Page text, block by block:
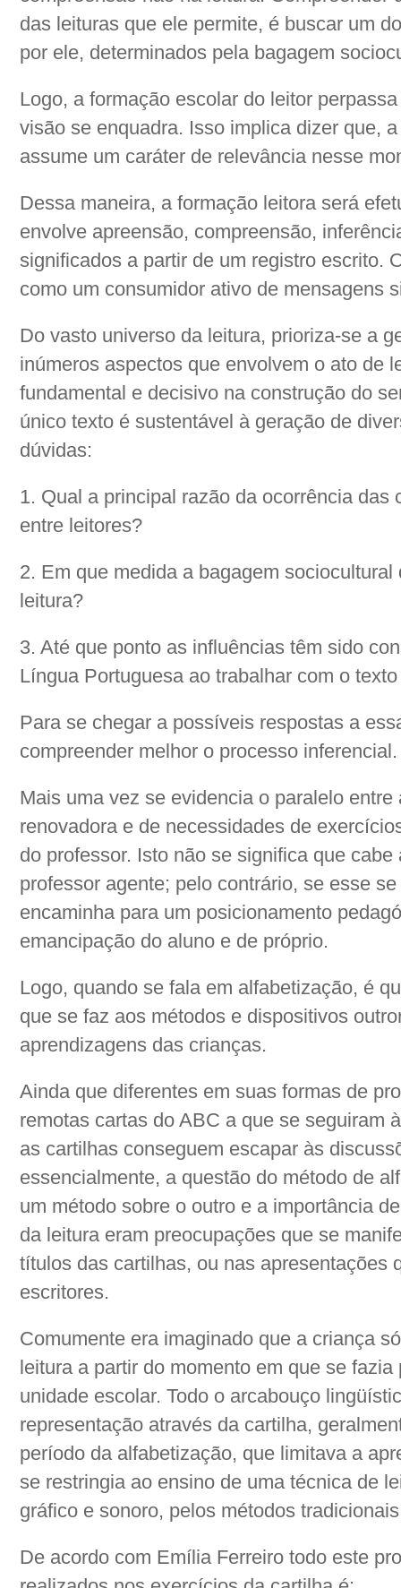
das leituras que ele permite, é buscar um
por ele, determinados pela bagagem
Logo, a formação escolar do leitor
visão se enquadra. Isso implica dizer que,
assume um caráter de relevância nesse
Dessa maneira, a formação leitora será
envolve apreensão, compreensão,
significados a partir de um registro escrito.
como um consumidor ativo de mensagens
Do vasto universo da leitura, prioriza-se a
inúmeros aspectos que envolvem o ato de
fundamental e decisivo na construção do
único texto é sustentável à geração de
dúvidas:
1. Qual a principal razão da ocorrência das
entre leitores?
2. Em que medida a bagagem
leitura?
3. Até que ponto as influências têm sido
Língua Portuguesa ao trabalhar com o
Para se chegar a possíveis respostas a
compreender melhor o processo inferencial.
Mais uma vez se evidencia o paralelo
renovadora e de necessidades de
do professor. Isto não se significa que
professor agente; pelo contrário, se esse
encaminha para um posicionamento
emancipação do aluno e de próprio.
Logo, quando se fala em alfabetização, é
que se faz aos métodos e dispositivos
aprendizagens das crianças.
Ainda que diferentes em suas formas de
remotas cartas do ABC a que se seguiram
as cartilhas conseguem escapar às
essencialmente, a questão do método de
um método sobre o outro e a importância
da leitura eram preocupações que se
títulos das cartilhas, ou nas apresentações
escritores.
Comumente era imaginado que a criança
leitura a partir do momento em que se
unidade escolar. Todo o arcabouço
representação através da cartilha,
período da alfabetização, que limitava a
se restringia ao ensino de uma técnica de
gráfico e sonoro, pelos métodos
De acordo com Emília Ferreiro todo este